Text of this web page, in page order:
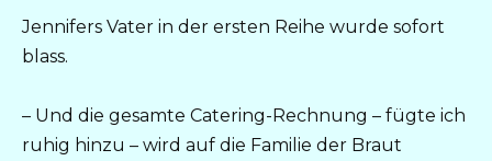
Jennifers Vater in der ersten Reihe wurde sofort
blass.
– Und die gesamte Catering-Rechnung – fügte ich
ruhig hinzu – wird auf die Familie der Braut